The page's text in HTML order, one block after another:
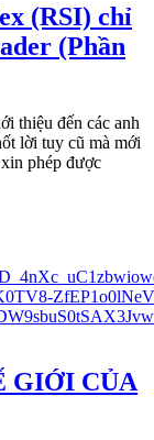
(RSI) chỉ
(Phần
thiệu đến các anh
lời tuy cũ mà mới
phép được
GIỚI CỦA